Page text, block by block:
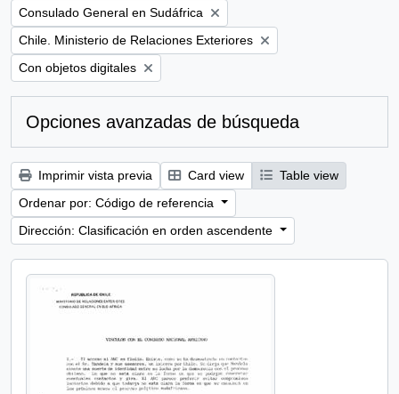
Remove filter:
Consulado General en Sudáfrica
Remove filter:
Chile. Ministerio de Relaciones Exteriores
Remove filter:
Con objetos digitales
Opciones avanzadas de búsqueda
Imprimir vista previa Card view
Table view
Ordenar por: Código de referencia
Dirección: Clasificación en orden ascendente